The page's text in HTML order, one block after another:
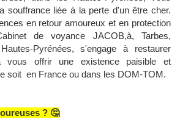
souffrance liée à la perte d'un être cher.
en retour amoureux et en protection
de voyance JACOB,à, Tarbes,
Pyrénées, s'engage à restaurer
vous offrir une existence paisible et
soit en France ou dans les DOM-TOM.
? 🤔